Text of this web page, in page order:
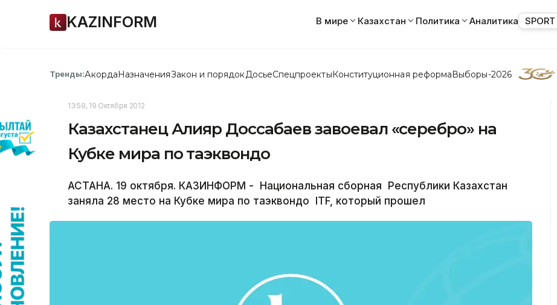
KAZINFORM В мире Казахстан Политика Аналитика SPORT
Тренды:АкордаНазначенияЗакон и порядок ДосьеСпецпроектыКонституционная реформаВыборы-2026
13:59, 19 Октября 2012
Казахстанец Алияр Доссабаев завоевал «серебро» на
Кубке мира по таэквондо
АСТАНА. 19 октября. КАЗИНФОРМ - Национальная сборная Республики Казахстан
заняла 28 место на Кубке мира по таэквондо ITF, который прошел